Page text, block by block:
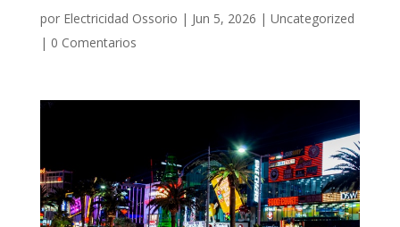
por Electricidad Ossorio | Jun 5, 2026 | Uncategorized
| 0 Comentarios